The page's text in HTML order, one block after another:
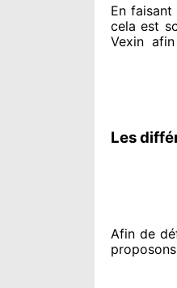
En faisant
cela est
Vexin
Les
Afin de
proposons